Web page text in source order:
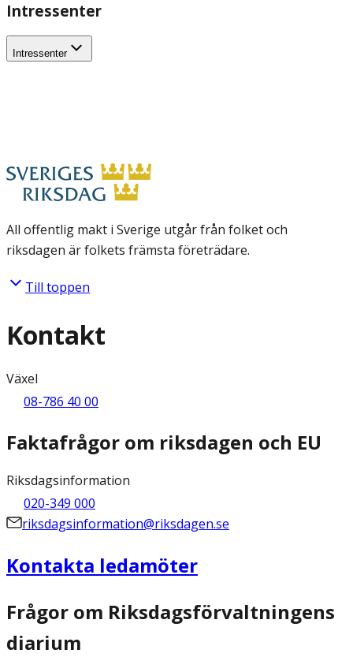
Intressenter
Intressenter
All offentlig makt i Sverige utgår från folket och
riksdagen är folkets främsta företrädare.
Till toppen
Kontakt
Växel
08-786 40 00
Faktafrågor om riksdagen och EU
Riksdagsinformation
020-349 000
riksdagsinformation@riksdagen.se
Kontakta ledamöter
Frågor om Riksdagsförvaltningens
diarium